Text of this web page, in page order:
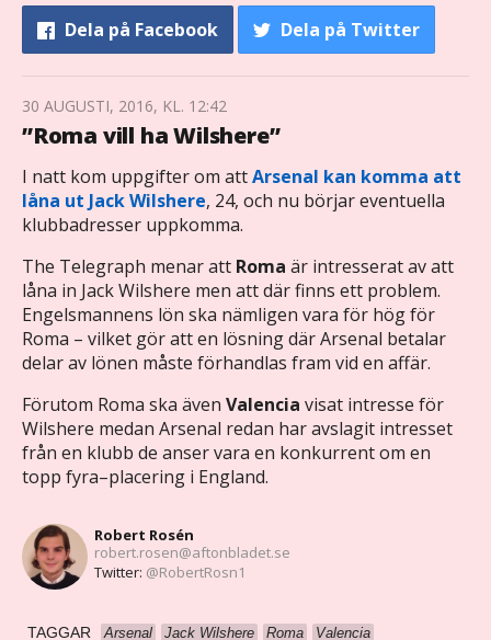
Dela på Facebook Dela på Twitter
30 AUGUSTI, 2016, KL. 12:42
”Roma vill ha Wilshere”
I natt kom uppgifter om attArsenal kan komma att
låna ut Jack Wilshere, 24, och nu börjar eventuella
klubbadresser uppkomma.
The Telegraph menar att Roma är intresserat av att
låna in Jack Wilshere men att där finns ett problem.
Engelsmannens lön ska nämligen vara för hög för
Roma – vilket gör att en lösning där Arsenal betalar
delar av lönen måste förhandlas fram vid en affär.
Förutom Roma ska även Valencia visat intresse för
Wilshere medan Arsenal redan har avslagit intresset
från en klubb de anser vara en konkurrent om en
topp fyra–placering i England.
Robert Rosén
robert.rosen@aftonbladet.se
Twitter: @RobertRosn1
TAGGAR Arsenal Jack Wilshere Roma Valencia